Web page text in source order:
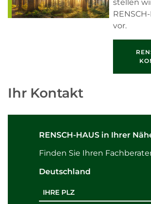
stellen
vor.
Ihr Kontakt
RENSCH-HAUS in Ihrer
Finden Sie Ihren
Deutschland
Postleitzahl